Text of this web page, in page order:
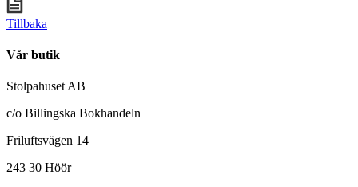
Tillbaka
Vår butik
Stolpahuset AB
c/o Billingska Bokhandeln
Friluftsvägen 14
243 30 Höör